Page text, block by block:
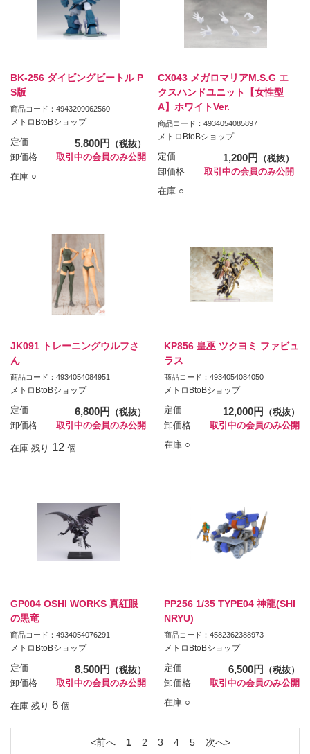
BK-256 ダイビングビートル P
S版
商品コード：4943209062560
メトロBtoBショップ
定価 5,800円
（税抜）
卸価格
取引中の会員のみ公開
在庫 ○
CX043 メガロマリアM.S.G エ
クスハンドユニット【女性型
A】ホワイトVer.
商品コード：4934054085897
メトロBtoBショップ
定価 1,200円
（税抜）
卸価格
取引中の会員のみ公開
在庫 ○
JK091 トレーニングウルフさ
ん
商品コード：4934054084951
メトロBtoBショップ
定価 6,800円
（税抜）
卸価格
取引中の会員のみ公開
在庫 残り 12 個
KP856 皇巫 ツクヨミ ファビュ
ラス
商品コード：4934054084050
メトロBtoBショップ
定価 12,000円
（税抜）
卸価格
取引中の会員のみ公開
在庫 ○
GP004 OSHI WORKS 真紅眼
の黒竜
商品コード：4934054076291
メトロBtoBショップ
定価 8,500円
（税抜）
卸価格
取引中の会員のみ公開
在庫 残り 6 個
PP256 1/35 TYPE04 神龍(SHI
NRYU)
商品コード：4582362388973
メトロBtoBショップ
定価 6,500円
（税抜）
卸価格
取引中の会員のみ公開
在庫 ○
前へ 1 2 3 4 5 次へ